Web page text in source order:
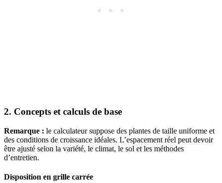
2. Concepts et calculs de base
Remarque : le calculateur suppose des plantes de taille uniforme et
des conditions de croissance idéales. L’espacement réel peut devoir
être ajusté selon la variété, le climat, le sol et les méthodes
d’entretien.
Disposition en grille carrée